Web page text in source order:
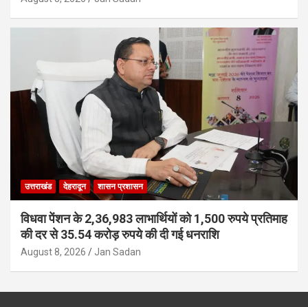
उत्तराखंड देहरादून शासन प्रशासन
विधवा पेंशन के 2,36,983 लाभार्थियों को 1,500 रुपये प्रतिमाह
की दर से 35.54 करोड़ रुपये की दी गई धनराशि
August 8, 2026 Jan Sadan